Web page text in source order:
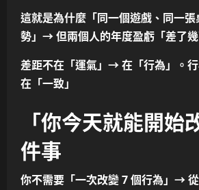
這就是為什麼「同一個遊戲、同一
勢」→ 但兩個人的年度盈虧「差了幾
差距不在「運氣」→ 在「行為」。
在「一致」
「你今天就能開始
件事
你不需要 「一次改變 7 個行為」 → 從